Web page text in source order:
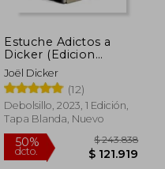
50%
dcto.
$
$
Estuche Adictos a
Dicker (Edicion
Limitada)
Joël Dicker
(12)
Debolsillo, 2023, 1 Edición,
Tapa Blanda, Nuevo